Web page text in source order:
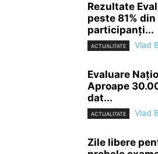
Rezultate
peste 81%
participanți...
ACTUALITATE Vlad
Evaluare
Aproape
dat...
ACTUALITATE Vlad
Zile libere